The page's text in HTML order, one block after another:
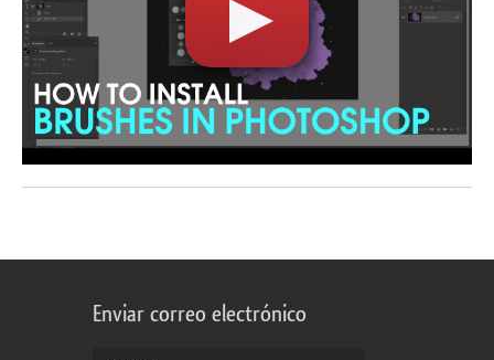
Enviar correo electrónico